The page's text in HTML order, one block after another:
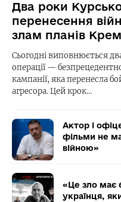
Два роки
перенесення
злам планів
Сьогодні виповнюється
операції —
кампанії, яка перенесла
агресора. Цей крок…
Актор і
фільми не
війною»
«Це зло має
українця,